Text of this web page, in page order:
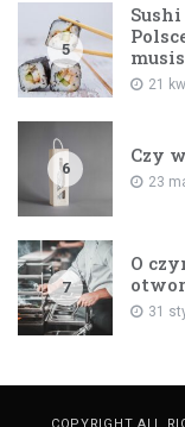
5
21
6
Czy
23
7
O
31
COPYRIGHT ALL